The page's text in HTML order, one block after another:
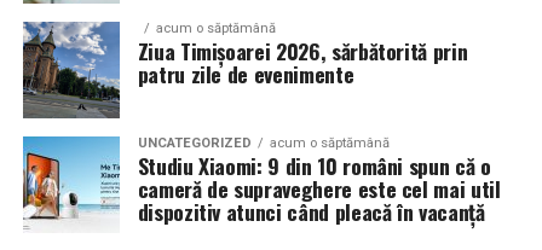
acum o săptămână
Ziua Timișoarei 2026, sărbătorită prin
patru zile de evenimente
UNCATEGORIZED acum o săptămână
Studiu Xiaomi: 9 din 10 români spun că o
cameră de supraveghere este cel mai util
dispozitiv atunci când pleacă în vacanță